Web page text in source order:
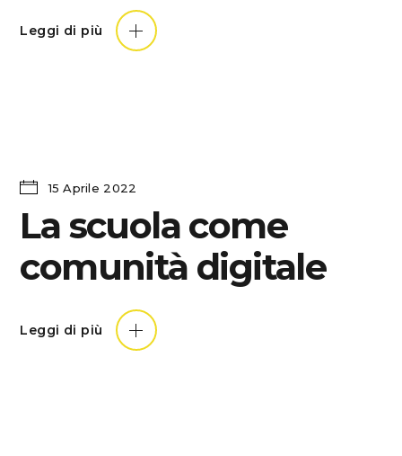
Leggi di più
15 Aprile 2022
La scuola come
comunità digitale
Leggi di più